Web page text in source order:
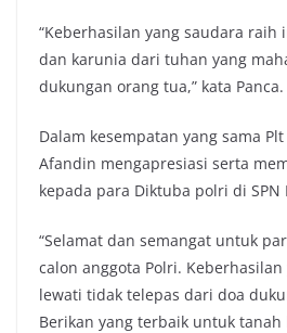
“Keberhasilan yang saudara raih
dan karunia dari tuhan yang
dukungan orang tua,” kata Panca.
Dalam kesempatan yang sama
Afandin mengapresiasi serta
kepada para Diktuba polri di SPN
“Selamat dan semangat untuk
calon anggota Polri.
lewati tidak telepas dari doa
Berikan yang terbaik untuk